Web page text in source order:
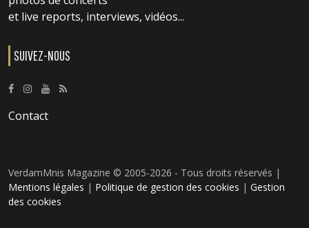
et live reports, interviews, vidéos...
SUIVEZ-NOUS
Contact
VerdamMnis Magazine © 2005-2026 - Tous droits réservés |
Mentions légales | Politique de gestion des cookies | Gestion
des cookies